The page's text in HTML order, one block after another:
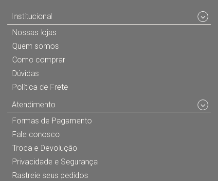
Institucional
Nossas lojas
Quem somos
Como comprar
Dúvidas
Política de Frete
Atendimento
Formas de Pagamento
Fale conosco
Troca e Devolução
Privacidade e Segurança
Rastreie seus pedidos